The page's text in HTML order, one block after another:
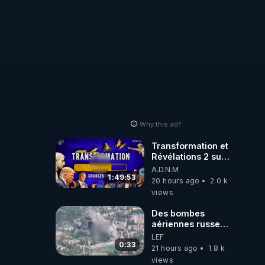
Why this ad?
1:49:53
Transformation et
Révélations 2 sur
2 - live du
07/08/26
A.D.N.M
20 hours ago
2.0 k
views
0:33
Des bombes
aériennes russes
anéantissent les
centres de
contrôle de
LEF
21 hours ago
1.8 k
views